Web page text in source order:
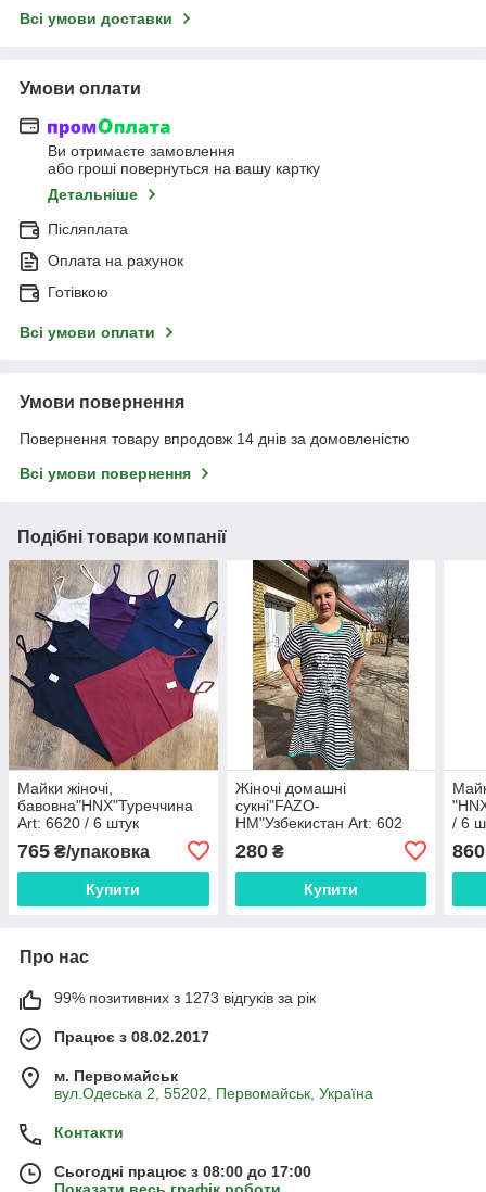
Всі умови доставки
Умови оплати
Ви отримаєте замовлення
або гроші повернуться на вашу картку
Детальніше
Післяплата
Оплата на рахунок
Готівкою
Всі умови оплати
Умови повернення
Повернення товару впродовж 14 днів за домовленістю
Всі умови повернення
Подібні товари компанії
Майки жіночі,
бавовна"HNX"Туреччина
Art: 6620 / 6 штук
765 ₴/упаковка
Купити
Жіночі домашні
сукні"FAZO-
HM"Узбекистан Art: 602
280₴
Купити
/ 6
860
Про нас
99% позитивних з 1273 відгуків за рік
Працює з 08.02.2017
м. Первомайськ
вул.Одеська 2, 55202, Первомайськ, Україна
Контакти
Сьогодні працює з 08:00 до 17:00